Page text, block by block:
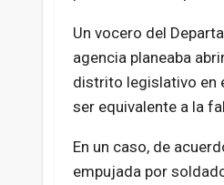
Un vocero del
agencia planeaba
distrito legislativo en
ser equivalente a la
En un caso, de
empujada por